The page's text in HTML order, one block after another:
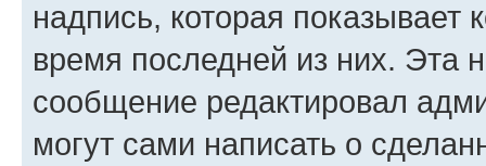
надпись, которая показывает
время последней из них. Эта
сообщение редактировал
могут сами написать о